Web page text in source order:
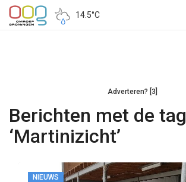
14.5°C
Adverteren? [3]
Berichten met de tag
‘Martinizicht’
NIEUWS